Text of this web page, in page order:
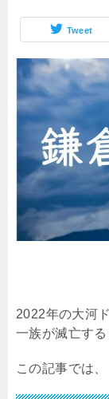
Tweet
2022年の大河
一族が滅亡する
この記事では